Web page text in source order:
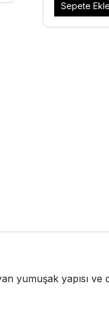
Sepete Ekle
yumuşak yapısı